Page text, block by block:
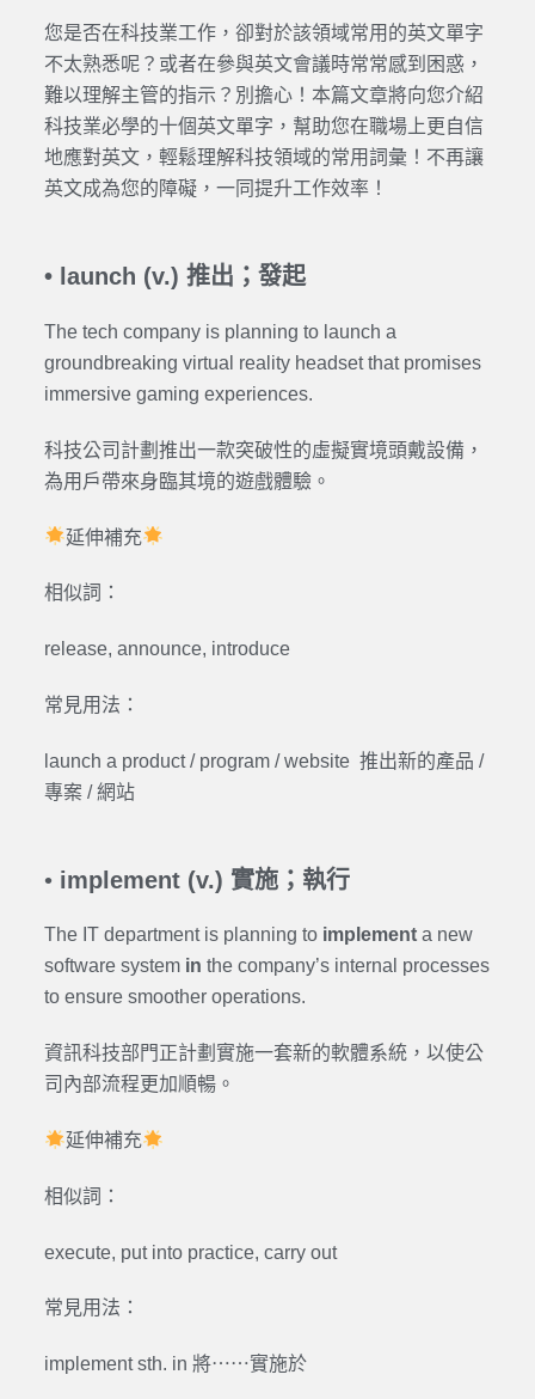
您是否在科技業工作，卻對於該領域常用的英文單字
不太熟悉呢？或者在參與英文會議時常常感到困惑，
難以理解主管的指示？別擔心！本篇文章將向您介紹
科技業必學的十個英文單字，幫助您在職場上更自信
地應對英文，輕鬆理解科技領域的常用詞彙！不再讓
英文成為您的障礙，一同提升工作效率！
• launch (v.) 推出；發起
The tech company is planning to launch a
groundbreaking virtual reality headset that promises
immersive gaming experiences.
科技公司計劃推出一款突破性的虛擬實境頭戴設備，
為用戶帶來身臨其境的遊戲體驗。
延伸補充
相似詞：
release, announce, introduce
常見用法：
launch a product / program / website 推出新的產品 /
專案 / 網站
•implement (v.) 實施；執行
The IT department is planning to implement a new
software systemin the company’s internal processes
to ensure smoother operations.
資訊科技部門正計劃實施一套新的軟體系統，以使公
司內部流程更加順暢。
延伸補充
相似詞：
execute, put into practice, carry out
常見用法：
implement sth. in 將⋯⋯實施於